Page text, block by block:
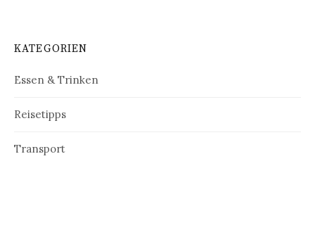
KATEGORIEN
Essen & Trinken
Reisetipps
Transport